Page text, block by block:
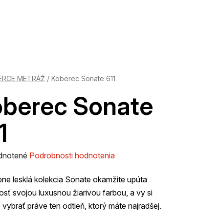
METRÁŽ / Koberec Sonate 611
Sonate
Podrobnosti hodnotenia
lesklá kolekcia Sonate okamžite upúta
svojou luxusnou žiarivou farbou, a vy si
práve ten odtieň, ktorý máte najradšej.